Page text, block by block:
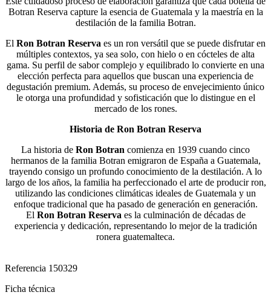
Botran Reserva capture la esencia de Guatemala y la maestría en la
destilación de la familia Botran.
El Ron Botran Reserva es un ron versátil que se puede disfrutar en
múltiples contextos, ya sea solo, con hielo o en cócteles de alta
gama. Su perfil de sabor complejo y equilibrado lo convierte en una
elección perfecta para aquellos que buscan una experiencia de
degustación premium. Además, su proceso de envejecimiento único
le otorga una profundidad y sofisticación que lo distingue en el
mercado de los rones.
Historia de Ron Botran Reserva
La historia de Ron Botran comienza en 1939 cuando cinco
hermanos de la familia Botran emigraron de España a Guatemala,
trayendo consigo un profundo conocimiento de la destilación. A lo
largo de los años, la familia ha perfeccionado el arte de producir ron,
utilizando las condiciones climáticas ideales de Guatemala y un
enfoque tradicional que ha pasado de generación en generación.
El Ron Botran Reserva es la culminación de décadas de
experiencia y dedicación, representando lo mejor de la tradición
ronera guatemalteca.
Referencia 150329
Ficha técnica